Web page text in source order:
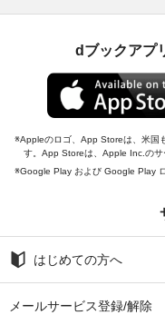
dブックアプ
Appleのロゴ、App Storeは、米国
す。App Storeは、Apple Inc.のサ
Google Play および Google Play
はじめての方へ
メールサービス登録/解除